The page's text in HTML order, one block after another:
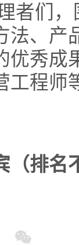
者们
法、产
优秀成
工程师
（排名